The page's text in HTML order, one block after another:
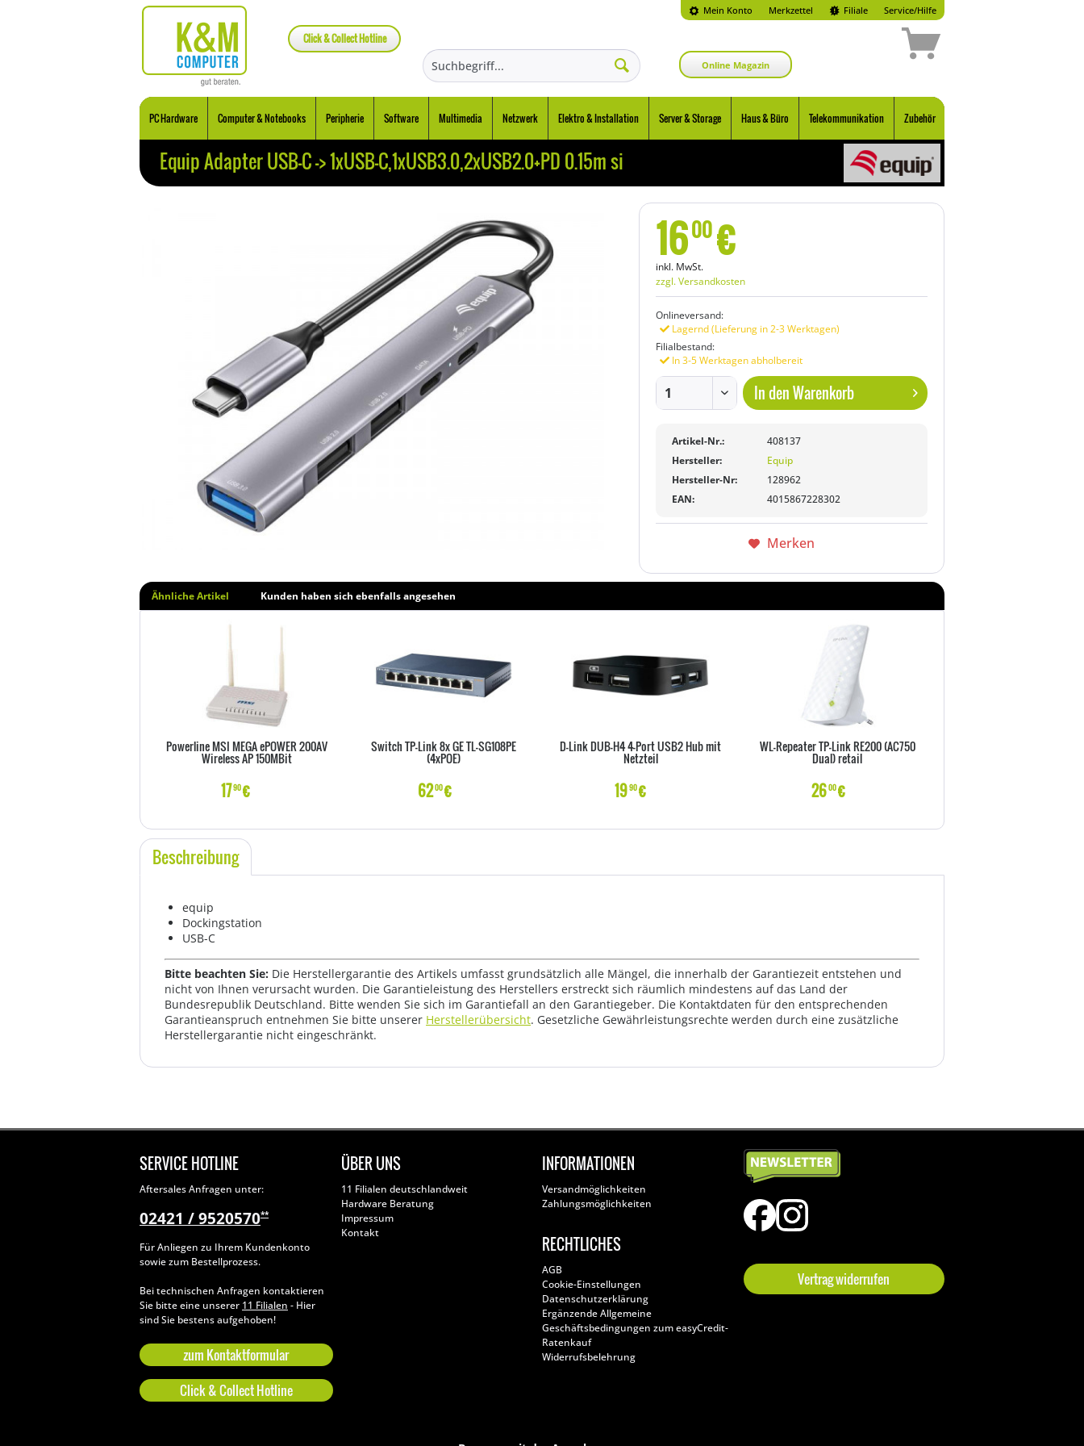
Mein Konto Merkzettel
Click & Collect Hotline
Filiale Service/Hilfe
Online Magazin
PC Hardware Computer & Notebooks Peripherie Software Multimedia Netzwerk Elektro & Installation Server & Storage Haus & Büro Telekommunikation Zubehör
Equip Adapter USB-C -> 1xUSB-C,1xUSB3.0,2xUSB2.0+PD 0.15m si
1600€
inkl. MwSt.
zzgl. Versandkosten
Onlineversand:
Lagernd (Lieferung in 2-3 Werktagen)
Filialbestand:
In 3-5 Werktagen abholbereit
In denWarenkorb
Artikel-Nr.:
408137
Hersteller:
Equip
Hersteller-Nr:
128962
EAN:
4015867228302
Merken
Ähnliche Artikel Kunden haben sich ebenfalls angesehen
Powerline MSI MEGA ePOWER 200AV
Wireless AP 150MBit
1790€
Switch TP-Link 8x GE TL-SG108PE
(4xPOE)
6200€
D-Link DUB-H4 4-Port USB2 Hub mit
Netzteil
1990€
WL-Repeater TP-Link RE200 (AC750
Dual) retail
2600€
Beschreibung
equip
Dockingstation
USB-C
Bitte beachten Sie: Die Herstellergarantie des Artikels umfasst grundsätzlich alle Mängel, die innerhalb der Garantiezeit entstehen und
nicht von Ihnen verursacht wurden. Die Garantieleistung des Herstellers erstreckt sich räumlich mindestens auf das Land der
Bundesrepublik Deutschland. Bitte wenden Sie sich im Garantiefall an den Garantiegeber. Die Kontaktdaten für den entsprechenden
Garantieanspruch entnehmen Sie bitte unserer Herstellerübersicht. Gesetzliche Gewährleistungsrechte werden durch eine zusätzliche
Herstellergarantie nicht eingeschränkt.
SERVICE HOTLINE
Aftersales Anfragen unter:
02421 / 9520570**
Für Anliegen zu Ihrem Kundenkonto
sowie zum Bestellprozess.
Bei technischen Anfragen kontaktieren
Sie bitte eine unserer 11 Filialen - Hier
sind Sie bestens aufgehoben!
zum Kontaktformular
Click & Collect Hotline
ÜBER UNS
11 Filialen deutschlandweit
Hardware Beratung
Impressum
Kontakt
INFORMATIONEN
Versandmöglichkeiten
Zahlungsmöglichkeiten
RECHTLICHES
AGB
Cookie-Einstellungen
Datenschutzerklärung
Ergänzende Allgemeine
Geschäftsbedingungen zum easyCredit-
Ratenkauf
Widerrufsbelehrung
Vertrag widerrufen